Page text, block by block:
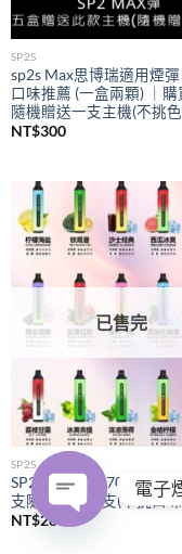
SP2S
sp2s Max思博瑞適用煙
口味推薦 (一盒兩顆) ｜購
隨機贈送一支主機(不挑
NT$300
已售完
SP2S
SP2S拋棄式
7000口｜
支隨機贈送一支(不挑口
NT$280
電子